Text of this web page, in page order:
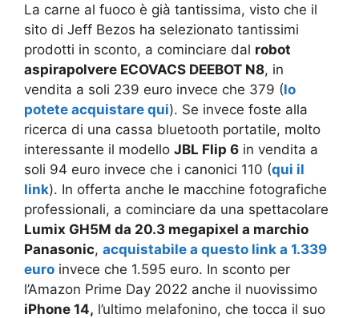
La carne al fuoco è già tantissima, visto che il
sito di Jeff Bezos ha selezionato tantissimi
prodotti in sconto, a cominciare dal robot
aspirapolvere ECOVACS DEEBOT N8, in
vendita a soli 239 euro invece che 379 (lo
potete acquistare qui). Se invece foste alla
ricerca di una cassa bluetooth portatile, molto
interessante il modello JBL Flip 6 in vendita a
soli 94 euro invece che i canonici 110 (qui il
link). In offerta anche le macchine fotografiche
professionali, a cominciare da una spettacolare
Lumix GH5M da 20.3 megapixel a marchio
Panasonic, acquistabile a questo link a 1.339
euro invece che 1.595 euro. In sconto per
l’Amazon Prime Day 2022 anche il nuovissimo
iPhone 14, l’ultimo melafonino, che tocca il suo